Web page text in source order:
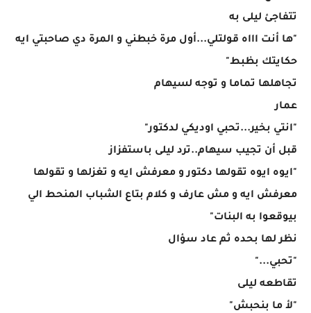
تتفاجئ ليلى به
"ها أنت اااه قولتلي...أول مرة خبطني و المرة دي صاحبتي ايه
حكايتك بظبط"
تجاهلها تماما و توجه لسيهام
عمار
"انتي بخير...تحبي اوديكي لدكتور"
قبل أن تجيب سيهام..ترد ليلى باستفزاز
"ايوه ايوه تقولها دكتور و معرفش ايه و تغزلها و تقولها
معرفش ايه و مش عارف و كلام بتاع الشباب المنحط الي
بيوقعوا به البنات"
نظر لها بحده ثم عاد سؤال
"تحبي..."
تقاطعه ليلى
"لأ ما بنحبش"